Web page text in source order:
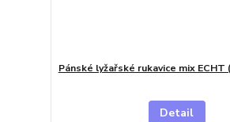
Pánské lyžařské rukavice mix ECHT
Detail